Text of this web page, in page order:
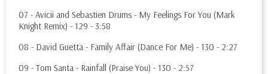
07 - Avicii and Sebastien Drums - My Feelings For You (Mark
Knight Remix) - 129 - 3:58
08 - David Guetta - Family Affair (Dance For Me) - 130 - 2:27
09 - Tom Santa - Rainfall (Praise You) - 130 - 2:57